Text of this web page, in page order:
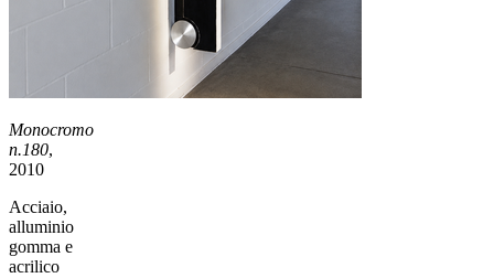
Monocromo
n.180,
2010
Acciaio,
alluminio
gomma e
acrilico